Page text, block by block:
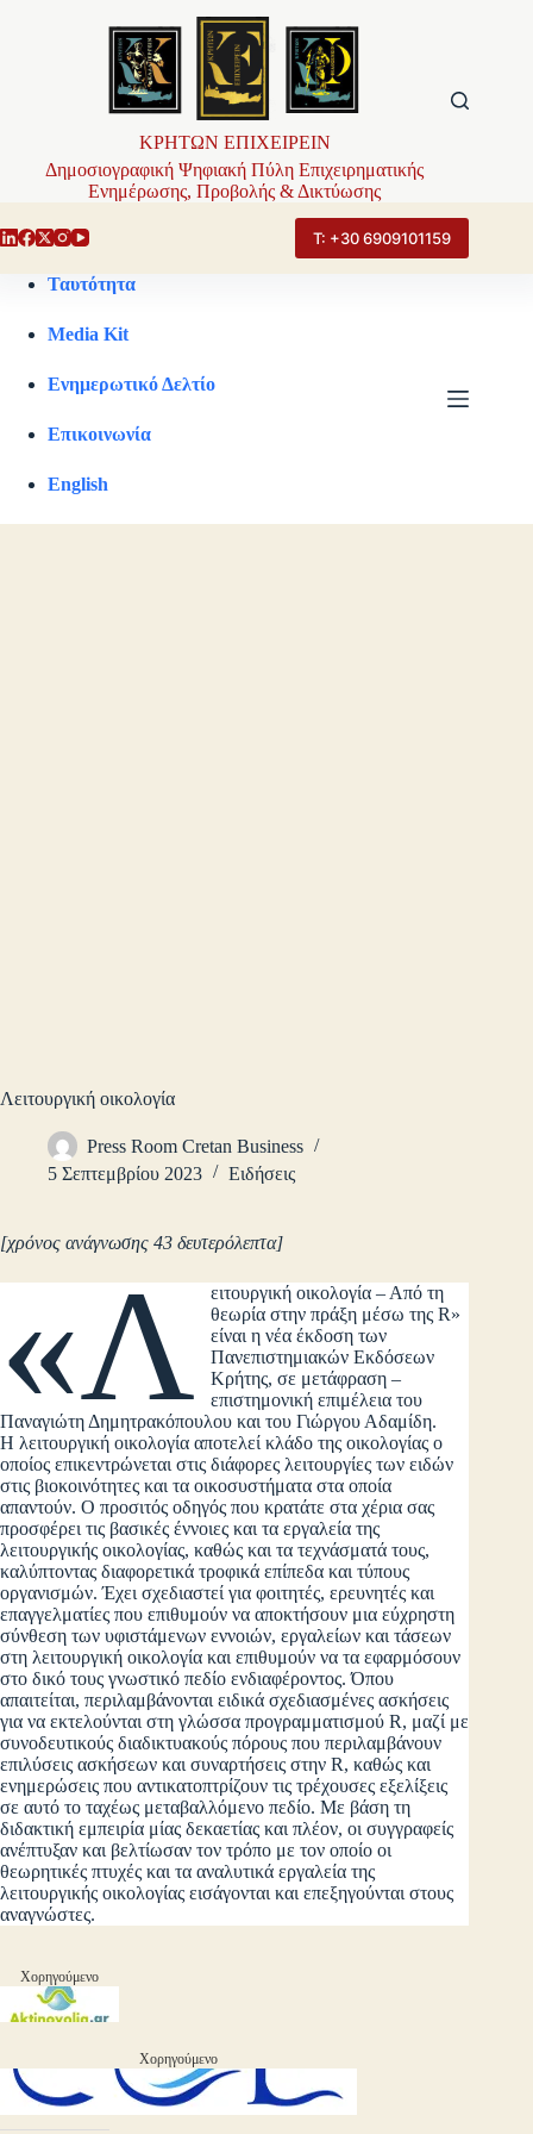
ΚΡΗΤΩΝ ΕΠΙΧΕΙΡΕΙΝ
Δημοσιογραφική Ψηφιακή Πύλη Επιχειρηματικής
Ενημέρωσης, Προβολής & Δικτύωσης
Τ: +30 6909101159
Ταυτότητα
Media Kit
Ενημερωτικό Δελτίο
Επικοινωνία
English
Λειτουργική οικολογία
Press Room Cretan Business
5 Σεπτεμβρίου 2023
Ειδήσεις
[χρόνος ανάγνωσης 43 δευτερόλεπτα]
«Λ
ειτουργική οικολογία – Από τη
θεωρία στην πράξη μέσω της R»
είναι η νέα έκδοση των
Πανεπιστημιακών Εκδόσεων
Κρήτης, σε μετάφραση –
επιστημονική επιμέλεια του
Παναγιώτη Δημητρακόπουλου και του Γιώργου Αδαμίδη.
H λειτουργική οικολογία αποτελεί κλάδο της οικολογίας ο
οποίος επικεντρώνεται στις διάφορες λειτουργίες των ειδών
στις βιοκοινότητες και τα οικοσυστήματα στα οποία
απαντούν. Ο προσιτός οδηγός που κρατάτε στα χέρια σας
προσφέρει τις βασικές έννοιες και τα εργαλεία της
λειτουργικής οικολογίας, καθώς και τα τεχνάσματά τους,
καλύπτοντας διαφορετικά τροφικά επίπεδα και τύπους
οργανισμών. Έχει σχεδιαστεί για φοιτητές, ερευνητές και
επαγγελματίες που επιθυμούν να αποκτήσουν μια εύχρηστη
σύνθεση των υφιστάμενων εννοιών, εργαλείων και τάσεων
στη λειτουργική ­οικολογία και επιθυμούν να τα εφαρμόσουν
στο δικό τους γνωστικό πεδίο ­ενδιαφέροντος. Όπου
απαιτείται, περιλαμβάνονται ειδικά σχεδιασμένες ασκήσεις
για να εκτελούνται στη γλώσσα προγραμματισμού R, μαζί με
συνοδευτικούς διαδικτυακούς πόρους που περιλαμβάνουν
επιλύσεις ασκήσεων και συναρτήσεις στην R, καθώς και
ενημερώσεις που αντικατοπτρίζουν τις τρέχουσες εξελίξεις
σε αυτό το ταχέως μεταβαλλόμενο πεδίο. Με βάση τη
διδακτική εμπειρία μίας δεκαετίας και πλέον, οι συγγραφείς
ανέπτυξαν και βελτίωσαν τον τρόπο με τον οποίο οι
θεωρητικές πτυχές και τα αναλυτικά εργαλεία της
λειτουργικής οικολογίας εισάγονται και επεξηγούνται στους
αναγνώστες.
Χορηγούμενο
Χορηγούμενο